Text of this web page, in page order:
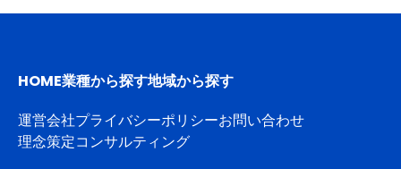
HOME業種から探す地域から探す
運営会社プライバシーポリシーお問い合わせ
理念策定コンサルティング